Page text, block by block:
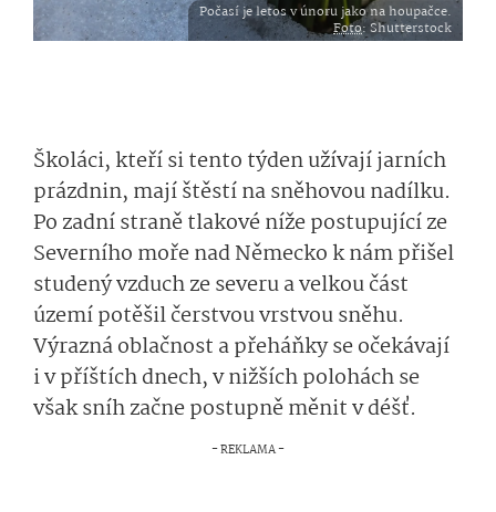
Počasí je letos v únoru jako na houpačce.
Foto: Shutterstock
Školáci, kteří si tento týden užívají jarních
prázdnin, mají štěstí na sněhovou nadílku.
Po zadní straně tlakové níže postupující ze
Severního moře nad Německo k nám přišel
studený vzduch ze severu a velkou část
území potěšil čerstvou vrstvou sněhu.
Výrazná oblačnost a přeháňky se očekávají
i v příštích dnech, v nižších polohách se
však sníh začne postupně měnit v déšť.